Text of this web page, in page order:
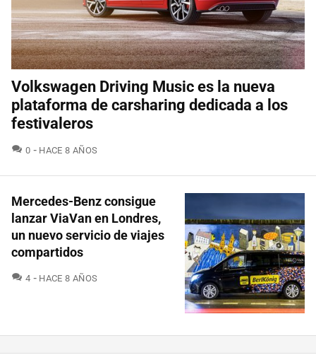
Volkswagen Driving Music es la nueva
plataforma de carsharing dedicada a los
festivaleros
0 COMENTARIOS
HACE 8 AÑOS
Mercedes-Benz consigue
lanzar ViaVan en Londres,
un nuevo servicio de viajes
compartidos
4 COMENTARIOS
HACE 8 AÑOS